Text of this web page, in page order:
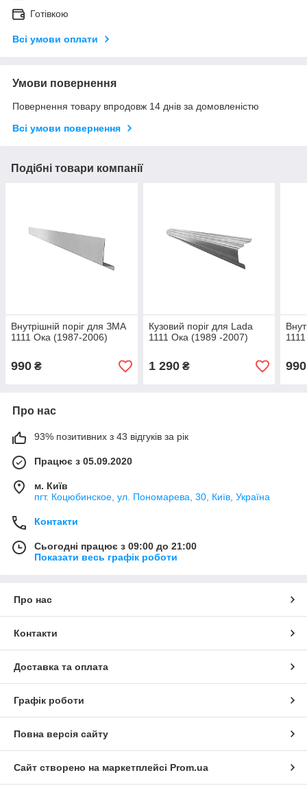
Готівкою
Всі умови оплати
Умови повернення
Повернення товару впродовж 14 днів за домовленістю
Всі умови повернення
Подібні товари компанії
Внутрішній поріг для ЗМА
1111 Ока (1987-2006)
990 ₴
Кузовий поріг для Lada
1111 Ока (1989 -2007)
1 290₴ 990
Про нас
93% позитивних з 43 відгуків за рік
Працює з 05.09.2020
м. Київ
пгт. Коцюбинское, ул. Пономарева, 30, Київ, Україна
Контакти
Сьогодні працює з 09:00 до 21:00
Показати весь графік роботи
Про нас
Контакти
Доставка та оплата
Графік роботи
Повна версія сайту
Сайт створено на маркетплейсі Prom.ua